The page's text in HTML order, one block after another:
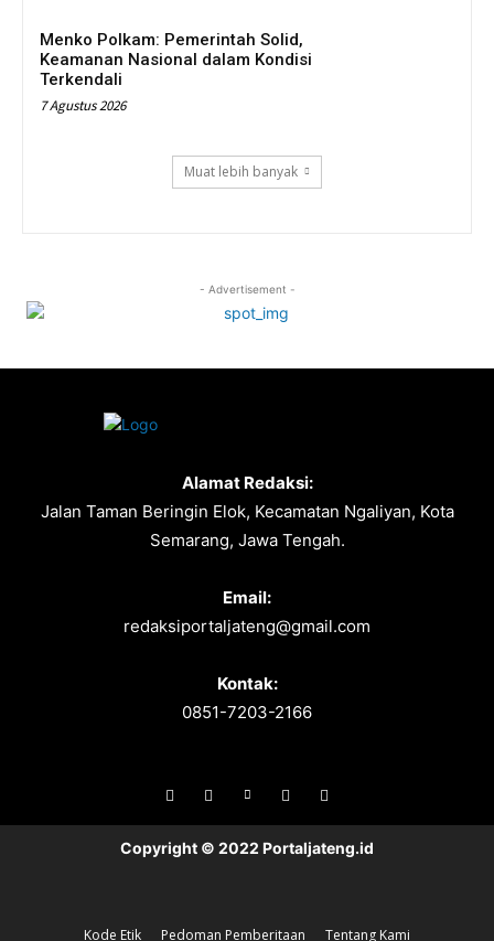
Menko Polkam: Pemerintah Solid,
Keamanan Nasional dalam Kondisi
Terkendali
7 Agustus 2026
Muat lebih banyak
- Advertisement -
Alamat Redaksi:
Jalan Taman Beringin Elok, Kecamatan Ngaliyan, Kota
Semarang, Jawa Tengah.
Email:
redaksiportaljateng@gmail.com
Kontak:
0851-7203-2166
Copyright © 2022 Portaljateng.id
Kode Etik Pedoman Pemberitaan Tentang Kami